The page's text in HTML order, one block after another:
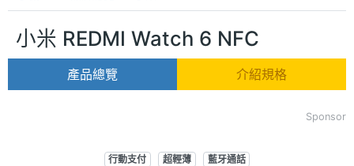
小米 REDMI Watch 6 NFC
產品總覽 介紹規格
Sponsor
行動支付 超輕薄 藍牙通話